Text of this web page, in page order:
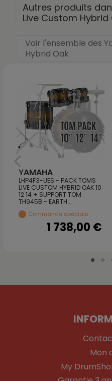
Autres produits
Live Custom Hybrid
Voir l'ensemble des
Hybrid Oak
YAMAHA
LHP4F3-UES - PACK TOMS
LIVE CUSTOM HYBRID OAK 10
12 14 + SUPPORT TOM
TH945B - EARTH...
Commande spéciale
1 738,00 €
Mon
My